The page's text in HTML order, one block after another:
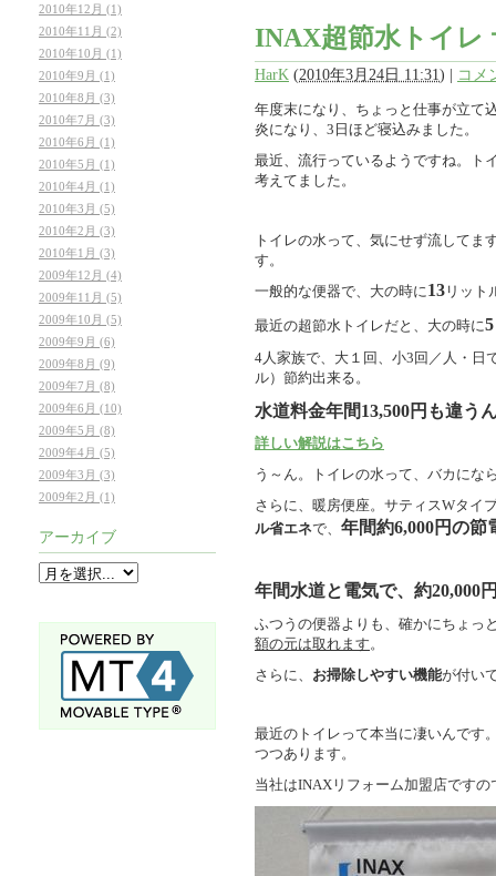
INAX超節水トイ
HarK (2010年3月24日 11:31) | コメ
年度末になり、ちょっと仕事が立て
炎になり、3日ほど寝込みました。
最近、流行っているようですね。ト
考えてました。
トイレの水って、気にせず流してま
す。
一般的な便器で、大の時に13 リット
最近の超節水トイレだと、大の時に5
4人家族で、大１回、小3回／人・日
ル）節約出来る。
水道料金年間13,500円も違う
詳しい解説はこちら
う～ん。トイレの水って、バカにな
さらに、暖房便座。サティスWタイ
ル省エネで、 年間約6,000円の節
年間水道と電気で、約20,000
ふつうの便器よりも、確かにちょっ
額の元は取れます。
さらに、 お掃除しやすい機能が付い
最近のトイレって本当に凄いんです
つつあります。
当社はINAXリフォーム加盟店です
2010年12月 (1)
2010年11月 (2)
2010年10月 (1)
2010年9月 (1)
2010年8月 (3)
2010年7月 (3)
2010年6月 (1)
2010年5月 (1)
2010年4月 (1)
2010年3月 (5)
2010年2月 (3)
2010年1月 (3)
2009年12月 (4)
2009年11月 (5)
2009年10月 (5)
2009年9月 (6)
2009年8月 (9)
2009年7月 (8)
2009年6月 (10)
2009年5月 (8)
2009年4月 (5)
2009年3月 (3)
2009年2月 (1)
アーカイブ